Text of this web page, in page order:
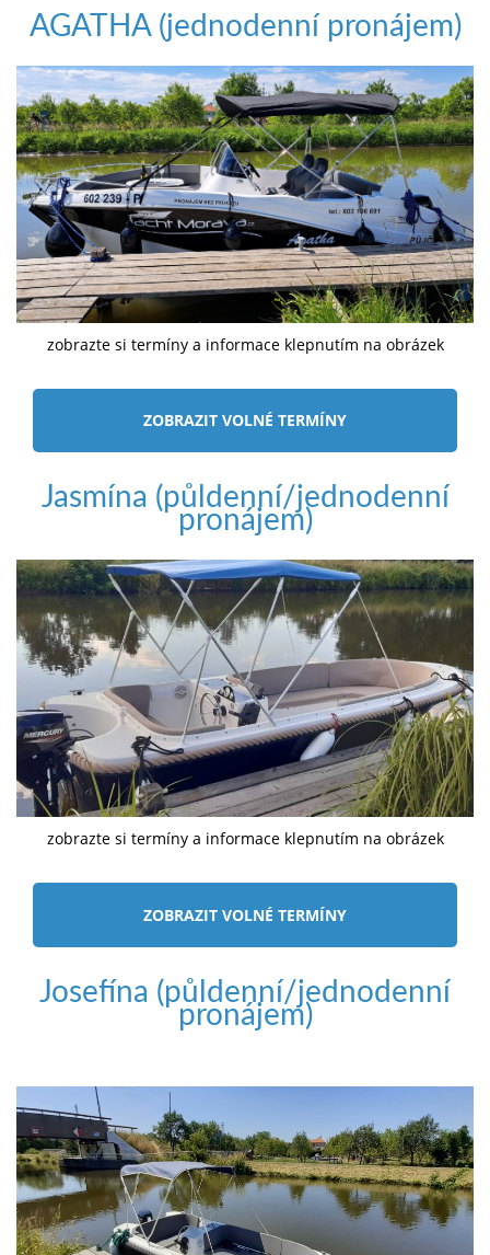
AGATHA (jednodenní pronájem)
zobrazte si termíny a informace klepnutím na obrázek
ZOBRAZIT VOLNÉ TERMÍNY
Jasmína (půldenní/jednodenní
pronájem)
zobrazte si termíny a informace klepnutím na obrázek
ZOBRAZIT VOLNÉ TERMÍNY
Josefína (půldenní/jednodenní
pronájem)